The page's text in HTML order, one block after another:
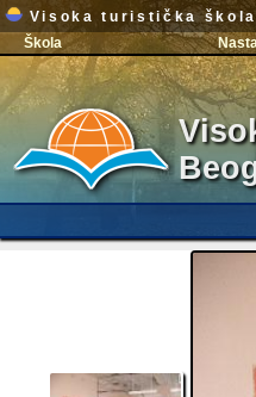
Visoka turistička
Škola